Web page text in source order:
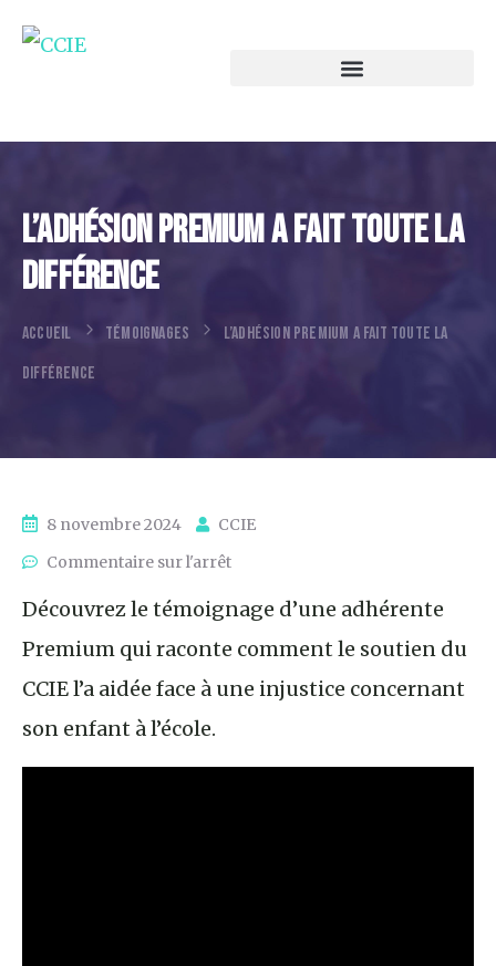
L’adhésion Premium A Fait Toute La
Différence
ACCUEIL TÉMOIGNAGES
L’ADHÉSION PREMIUM A FAIT TOUTE LA
DIFFÉRENCE
8 novembre 2024
CCIE
Commentaire sur l'arrêt
Découvrez le témoignage d’une adhérente
Premium qui raconte comment le soutien du
CCIE l’a aidée face à une injustice concernant
son enfant à l’école.